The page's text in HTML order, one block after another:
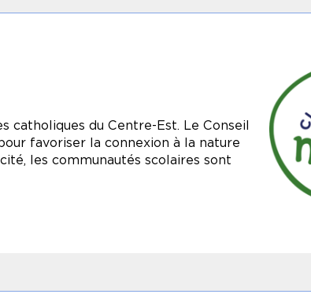
environnementale de nos élèves.
la biodiversité.
durable, plus équitable et plus solidaire
Image
catholiques du Centre-Est. Le Conseil
favoriser la connexion à la nature
les communautés scolaires sont